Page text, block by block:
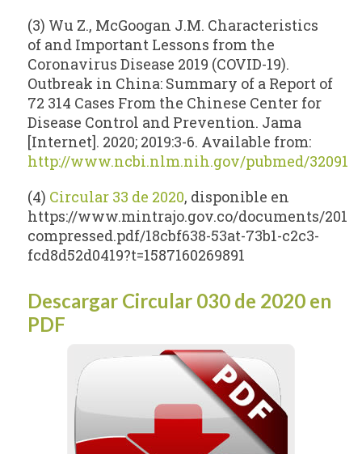
(3) Wu Z., McGoogan J.M. Characteristics
of and Important Lessons from the
Coronavirus Disease 2019 (COVID-19).
Outbreak in China: Summary of a Report of
72 314 Cases From the Chinese Center for
Disease Control and Prevention. Jama
[Internet]. 2020; 2019:3-6. Available from:
http://www.ncbi.nlm.nih.gov/pubmed/
(4) Circular 33 de 2020, disponible en
https://www.mintrajo.gov.co/documents/
compressed.pdf/18cbf638-53at-73b1-c2c3-
fcd8d52d0419?t=1587160269891
Descargar Circular 030 de 2020 en
PDF